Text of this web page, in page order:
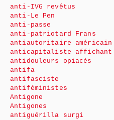
anti-IVG revêtus
anti-Le Pen
anti-passe
anti-patriotard Frans
antiautoritaire américain
anticapitaliste affichant
antidouleurs opiacés
antifa
antifasciste
antiféministes
Antigone
Antigones
antiguérilla surgi